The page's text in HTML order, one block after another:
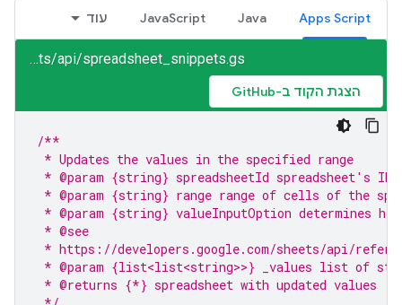
Apps Script
Java
JavaScript עוד
sheets/api/spreadsheet_snippets.gs
הצגת הקוד ב-GitHub
/**
* Updates the values in the specified range
* @param {string} spreadsheetId spreadsheet's ID
* @param {string} range range of cells of the
* @param {string} valueInputOption determines
* @see
* https://developers.google.com/sheets/api/
* @param {list<list<string>>} _values list of
* @returns {*} spreadsheet with updated values